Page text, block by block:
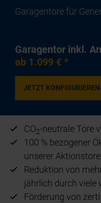
Garagentore für
Garagentor inkl.
ab 1.099 € *
JETZT KONFIGURIEREN
CO2-neutrale Tore
100 % bezogener
unserer Aktionstore
Reduktion von
jährlich durch viele
Förderung von